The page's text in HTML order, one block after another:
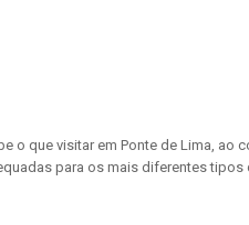
o que visitar em Ponte de Lima, ao
para os mais diferentes tipos